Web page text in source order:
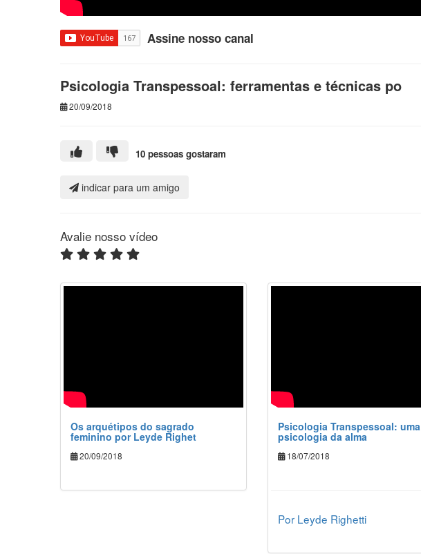
Assine nosso canal
Psicologia Transpessoal: ferramentas e técnicas po
20/09/2018
10 pessoas gostaram
indicar para um amigo
Avalie nosso vídeo
Os arquétipos do sagrado
feminino por Leyde Righet
20/09/2018
Psicologia Transpessoal: uma
psicologia da alma
18/07/2018
Por Leyde Righetti